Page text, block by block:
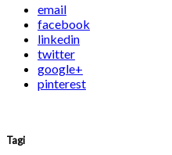
email
facebook
linkedin
twitter
google+
pinterest
Tagi